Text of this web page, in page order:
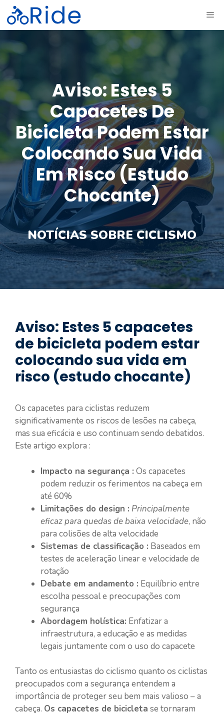
Saltar
para
o
conteúdo
Aviso: Estes 5
Capacetes De
Bicicleta Podem Estar
Colocando Sua Vida
Em Risco (estudo
Chocante)
NOTÍCIAS SOBRE CICLISMO
Aviso: Estes 5 capacetes
de bicicleta podem estar
colocando sua vida em
risco (estudo chocante)
Os capacetes para ciclistas reduzem
significativamente os riscos de lesões na cabeça,
mas sua eficácia e uso continuam sendo debatidos.
Este artigo explora :
Impacto na segurança : Os capacetes
podem reduzir os ferimentos na cabeça em
até 60%
Limitações do design : Principalmente
eficaz para quedas de baixa velocidade, não
para colisões de alta velocidade
Sistemas de classificação : Baseados em
testes de aceleração linear e velocidade de
rotação
Debate em andamento : Equilíbrio entre
escolha pessoal e preocupações com
segurança
Abordagem holística: Enfatizar a
infraestrutura, a educação e as medidas
legais juntamente com o uso do capacete
Tanto os entusiastas do ciclismo quanto os ciclistas
preocupados com a segurança entendem a
importância de proteger seu bem mais valioso – a
cabeça. Os capacetes de bicicleta se tornaram